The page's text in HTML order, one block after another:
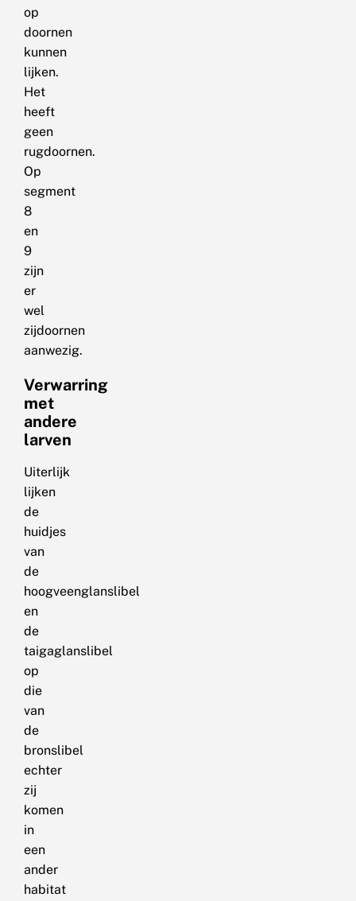
op
doornen
kunnen
lijken.
Het
heeft
geen
rugdoornen.
Op
segment
8
en
9
zijn
er
wel
zijdoornen
aanwezig.
Verwarring
met
andere
larven
Uiterlijk
lijken
de
huidjes
van
de
hoogveenglanslibel
en
de
taigaglanslibel
op
die
van
de
bronslibel
echter
zij
komen
in
een
ander
habitat